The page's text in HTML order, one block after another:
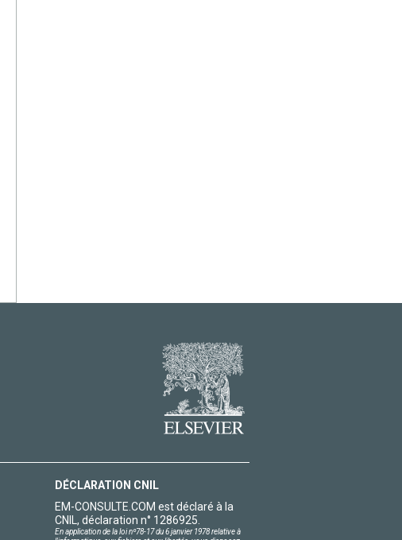
DÉCLARATION CNIL
EM-CONSULTE.COM est déclaré à la
CNIL, déclaration n° 1286925.
En application de la loi nº78-17 du 6 janvier 1978 relative à